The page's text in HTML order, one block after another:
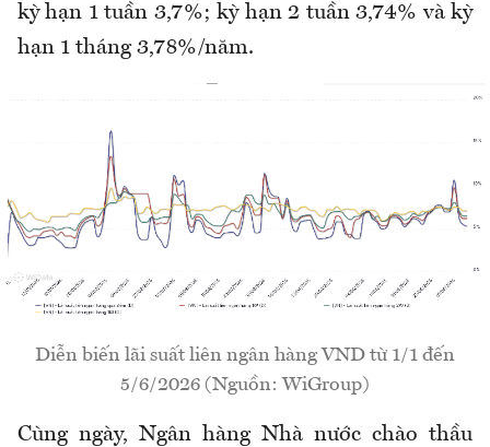
kỳ hạn 1 tuần 3,7%; kỳ hạn 2 tuần 3,74% và kỳ
hạn 1 tháng 3,78%/năm.
Diễn biến lãi suất liên ngân hàng VND từ 1/1 đến
5/6/2026 (Nguồn: WiGroup)
Cùng ngày, Ngân hàng Nhà nước chào thầu